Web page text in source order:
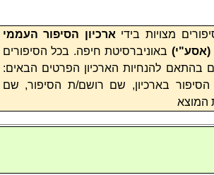
מצויות בידי ארכיון הסיפור העממי
(אסע"י) באוניברסיטת חיפה. בכל הסיפורים
בהתאם להנחיות הארכיון הפרטים הבאים:
בארכיון, שם רושם/ת הסיפור, שם
המוצא